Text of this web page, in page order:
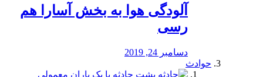
آلودگی هوا به بخش آسارا هم
رسی
دسامبر 24, 2019
حوادث